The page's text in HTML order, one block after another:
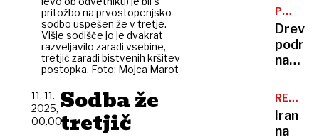
pritožbo na prvostopenjsko
sodbo uspešen že v tretje.
Višje sodišče jo je dvakrat
razveljavilo zaradi vsebine,
tretjič zaradi bistvenih kršitev
postopka. Foto: Mojca Marot
Sodba že
tretjič
11. 11.
2025,
00.00
NOB
KRIVDO
Drevo
podrl
na
SUŠA
Iran
na